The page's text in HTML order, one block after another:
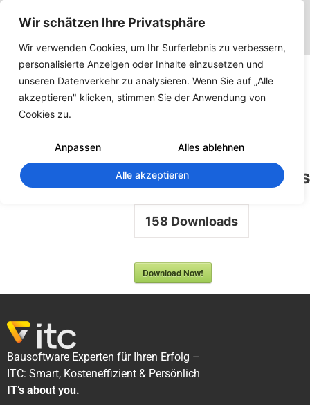
Wir schätzen Ihre Privatsphäre
Wir verwenden Cookies, um Ihr Surferlebnis zu verbessern,
personalisierte Anzeigen oder Inhalte einzusetzen und
unseren Datenverkehr zu analysieren. Wenn Sie auf „Alle
akzeptieren" klicken, stimmen Sie der Anwendung von
Cookies zu.
Anpassen Alles ablehnen
Alle akzeptieren
Dokumentation
–
158 Downloads
Download Now!
Bausoftware Experten für Ihren Erfolg –
ITC: Smart, Kosteneffizient & Persönlich
IT’s about you.